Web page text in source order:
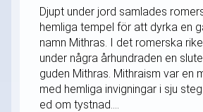
Djupt under jord samlades
hemliga tempel för att dyrka en
namn Mithras. I det romerska
under några århundraden en
guden Mithras. Mithraism var en
med hemliga invigningar i sju
ed om tystnad....